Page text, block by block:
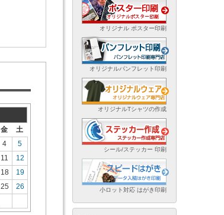
金
土
4
5
11
12
18
19
25
26
オリジナル ポスター印刷
オリジナルパンフレット印刷
オリジナルTシャツの作成
シール/ステッカー 印刷
小ロット対応 はがき印刷